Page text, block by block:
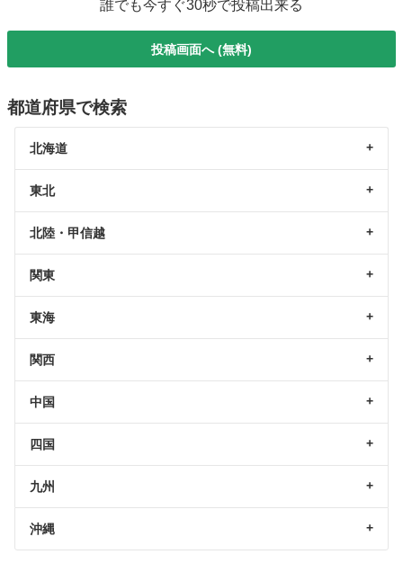
誰でも今すぐ30秒で投稿出来る
投稿画面へ (無料)
都道府県で検索
北海道
東北
北陸・甲信越
関東
東海
関西
中国
四国
九州
沖縄